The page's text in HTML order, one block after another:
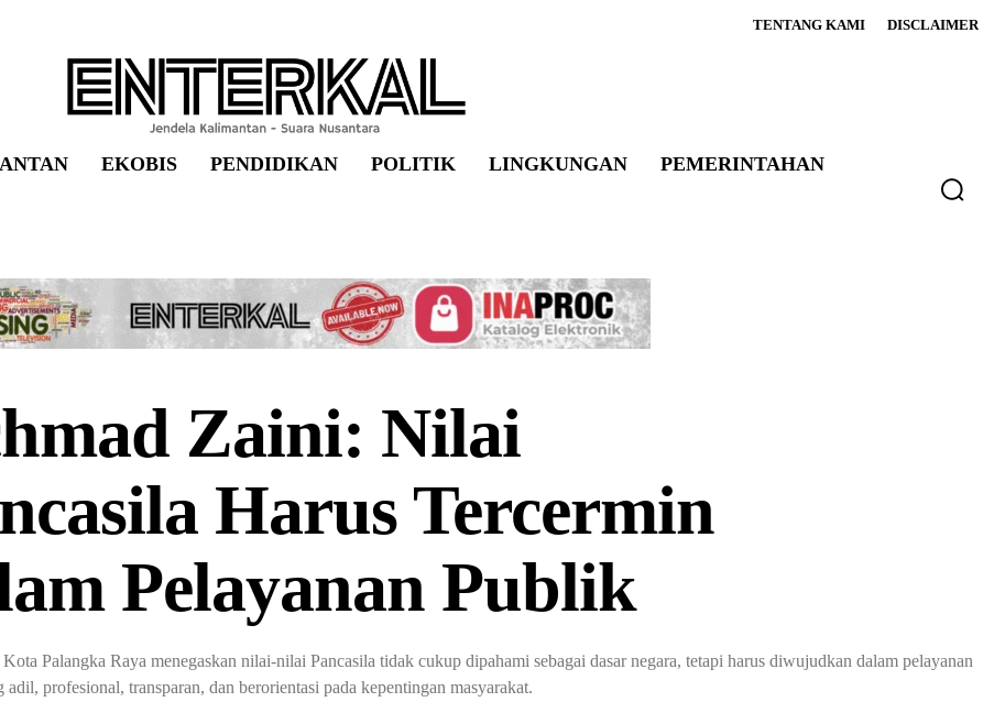
TENTANG KAMI DISCLAIMER
EKOBIS PENDIDIKAN POLITIK LINGKUNGAN PEMERINTAHAN
Zaini: Nilai
Harus Tercermin
Pelayanan Publik
Palangka Raya menegaskan nilai-nilai Pancasila tidak cukup dipahami sebagai dasar negara, tetapi harus diwujudkan dalam pelayanan
profesional, transparan, dan berorientasi pada kepentingan masyarakat.